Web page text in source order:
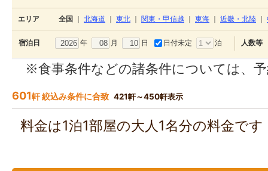
エリア 全国 北海道 東北 関東・甲信越 東海 近畿・北陸
宿泊日 年 月 日 日付未定 泊 人数等
※食事条件などの諸条件については、
601軒 絞込み条件に合致 421軒～450軒表示
料金は1泊1部屋の大人1名分の料金で